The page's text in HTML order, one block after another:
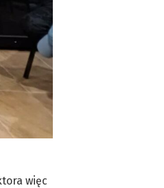
więc